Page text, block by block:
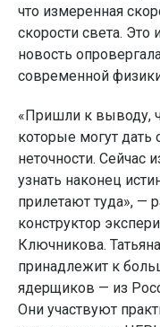
что измеренная
скорости света. Это
новость
современной
«Пришли к выводу,
которые могут
неточности. Сейчас
узнать наконец
прилетают туда», —
конструктор
Ключникова.
принадлежит к
ядерщиков — из
Они участвуют